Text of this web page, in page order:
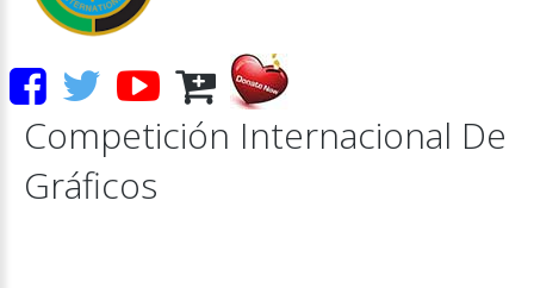
Competición Internacional De
Gráficos